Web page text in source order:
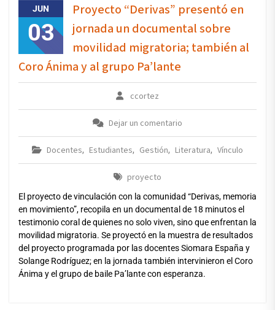
JUN
03
Proyecto “Derivas” presentó en
jornada un documental sobre
movilidad migratoria; también al
Coro Ánima y al grupo Pa’lante
ccortez
Dejar un comentario
Docentes, Estudiantes, Gestión, Literatura, Vínculo
proyecto
El proyecto de vinculación con la comunidad “Derivas, memoria
en movimiento”, recopila en un documental de 18 minutos el
testimonio coral de quienes no solo viven, sino que enfrentan la
movilidad migratoria. Se proyectó en la muestra de resultados
del proyecto programada por las docentes Siomara España y
Solange Rodríguez; en la jornada también intervinieron el Coro
Ánima y el grupo de baile Pa’lante con esperanza.